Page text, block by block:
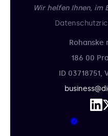
Wir helfen Ihnen, im
Rohanske
186 00
ID 03718751,